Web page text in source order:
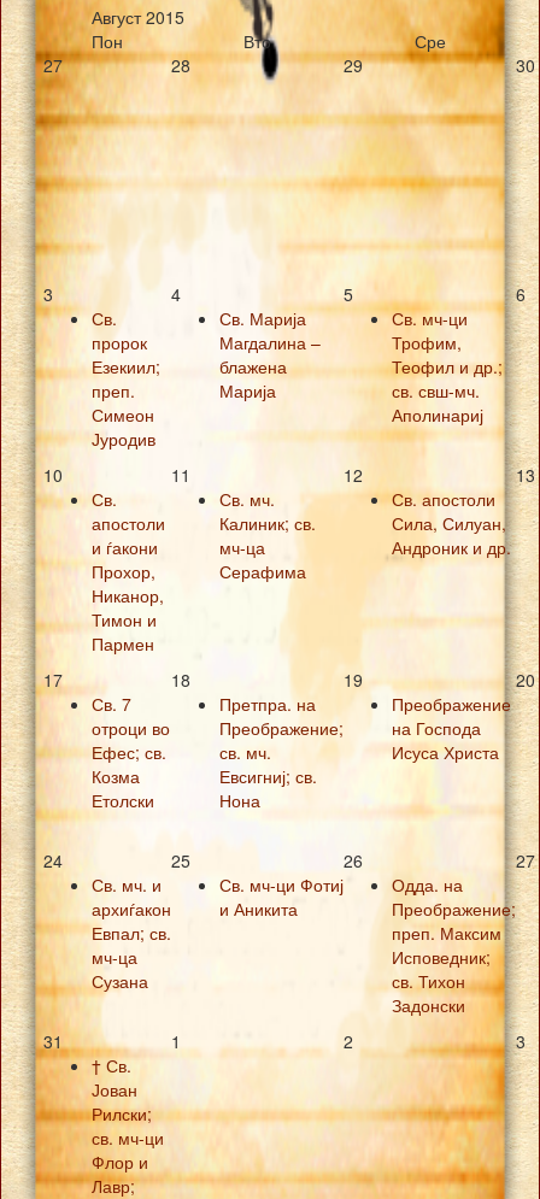
Август 2015
Пон
Вто
Сре
27
28 29 30
3
Св.
пророк
Езекиил;
преп.
Симеон
Јуродив
4
Св. Марија
Магдалина –
блажена
Марија
5
Св. мч-ци
Трофим,
Теофил и др.;
св. свш-мч.
Аполинариј
6
10
Св.
апостоли
и ѓакони
Прохор,
Никанор,
Тимон и
Пармен
11
Св. мч.
Калиник; св.
мч-ца
Серафима
12
Св. апостоли
Сила, Силуан,
Андроник и др.
13
17
Св. 7
отроци во
Ефес; св.
Козма
Етолски
18
Претпра. на
Преображение;
св. мч.
Евсигниј; св.
Нона
19
Преображение
на Господа
Исуса Христа
20
24
Св. мч. и
архиѓакон
Евпал; св.
мч-ца
Сузана
25
Св. мч-ци Фотиј
и Аникита
26
Одда. на
Преображение;
преп. Максим
Исповедник;
св. Тихон
Задонски
27
31
† Св.
Јован
Рилски;
св. мч-ци
Флор и
Лавр;
1 2 3